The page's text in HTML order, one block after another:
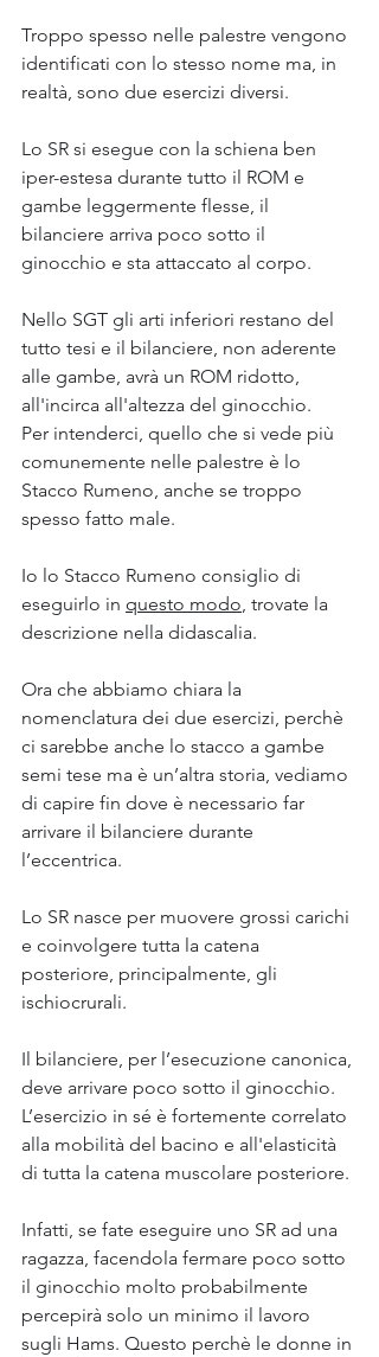
Troppo spesso nelle palestre vengono
identificati con lo stesso nome ma, in
realtà, sono due esercizi diversi.
Lo SR si esegue con la schiena ben
iper-estesa durante tutto il ROM e
gambe leggermente flesse, il
bilanciere arriva poco sotto il
ginocchio e sta attaccato al corpo.
Nello SGT gli arti inferiori restano del
tutto tesi e il bilanciere, non aderente
alle gambe, avrà un ROM ridotto,
all'incirca all'altezza del ginocchio.
Per intenderci, quello che si vede più
comunemente nelle palestre è lo
Stacco Rumeno, anche se troppo
spesso fatto male.
Io lo Stacco Rumeno consiglio di
eseguirlo in questo modo, trovate la
descrizione nella didascalia.
Ora che abbiamo chiara la
nomenclatura dei due esercizi, perchè
ci sarebbe anche lo stacco a gambe
semi tese ma è un’altra storia, vediamo
di capire fin dove è necessario far
arrivare il bilanciere durante
l’eccentrica.
Lo SR nasce per muovere grossi carichi
e coinvolgere tutta la catena
posteriore, principalmente, gli
ischiocrurali.
Il bilanciere, per l’esecuzione canonica,
deve arrivare poco sotto il ginocchio.
L’esercizio in sé è fortemente correlato
alla mobilità del bacino e all'elasticità
di tutta la catena muscolare posteriore.
Infatti, se fate eseguire uno SR ad una
ragazza, facendola fermare poco sotto
il ginocchio molto probabilmente
percepirà solo un minimo il lavoro
sugli Hams. Questo perchè le donne in